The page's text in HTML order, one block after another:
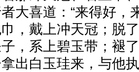
大喜道：“来得好，
，戴上冲天冠；脱
，系上碧玉带；褪
出白玉珪来，与他